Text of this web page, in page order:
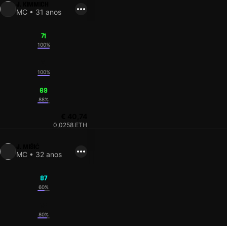
MC • 31 anos
71
100%
100%
69
88%
0,0258 ETH
MC • 32 anos
87
60%
80%